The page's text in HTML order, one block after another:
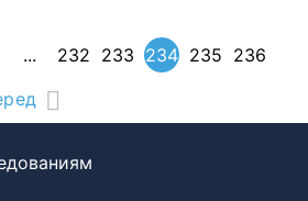
... 232 233 234 235 236